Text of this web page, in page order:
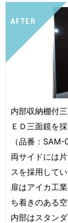
AFTER
内部収納棚付
ＥＤ三面鏡を
（品番：
両サイドには
スを採用してい
扉はアイカ工
ち着きのある
内部はスタン